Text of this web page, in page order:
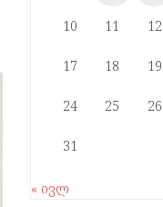
10 11 12
17 18 19
24 25 26
31
« ივლ